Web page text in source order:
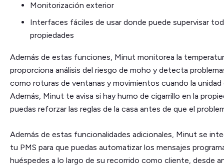
Monitorización exterior
Interfaces fáciles de usar donde puede supervisar
propiedades
Además de estas funciones, Minut monitorea la
proporciona análisis del riesgo de moho y detecta
como roturas de ventanas y movimientos cuando la unidad
Además, Minut te avisa si hay humo de cigarrillo en la
puedas reforzar las reglas de la casa antes de que el
Además de estas funcionalidades adicionales, Minut se
tu PMS para que puedas automatizar los mensajes
huéspedes a lo largo de su recorrido como cliente, desde